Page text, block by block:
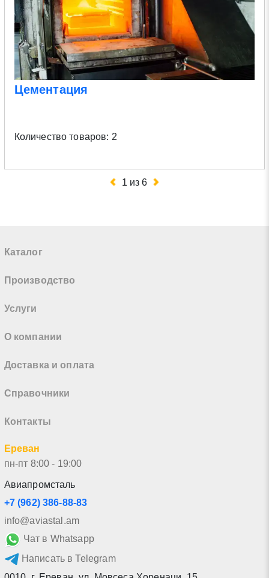
Цементация
Количество товаров: 2
1 из6
Каталог
Производство
Услуги
О компании
Доставка и оплата
Справочники
Контакты
Ереван
пн-пт 8:00 - 19:00
Авиапромсталь
+7 (962) 386-88-83
info@aviastal.am
Чат в Whatsapp
Написать в Telegram